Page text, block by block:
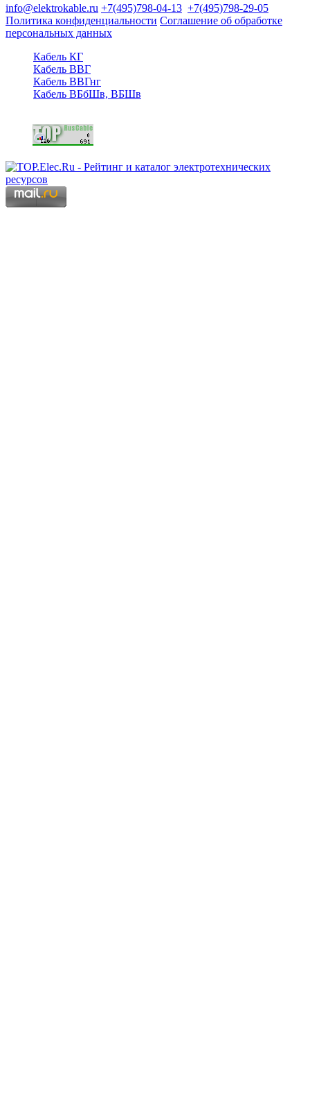
info@elektrokable.ru +7(495)798-04-13 +7(495)798-29-05
Политика конфиденциальности Соглашение об обработке
персональных данных
Кабель КГ
Кабель ВВГ
Кабель ВВГнг
Кабель ВБбШв, ВБШв